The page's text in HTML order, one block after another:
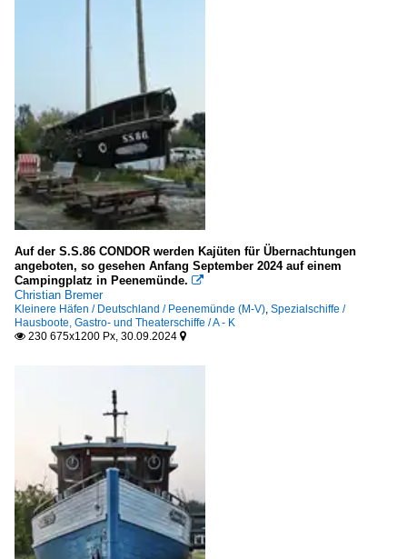
Auf der S.S.86 CONDOR werden Kajüten für Übernachtungen
angeboten, so gesehen Anfang September 2024 auf einem
Campingplatz in Peenemünde. 
Christian Bremer
Kleinere Häfen / Deutschland / Peenemünde (M-V), Spezialschiffe /
Hausboote, Gastro- und Theaterschiffe / A - K
 230 675x1200 Px, 30.09.2024 